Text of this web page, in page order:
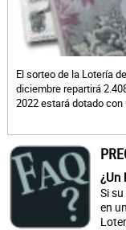
El sorteo de la Lotería
diciembre repartirá
2022 estará dotado
¿Un
Si
en